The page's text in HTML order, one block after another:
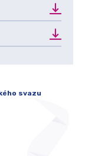
svazu